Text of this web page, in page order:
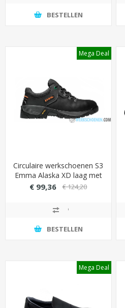
BESTELLEN
Mega Deal
Circulaire werkschoenen S3
Emma Alaska XD laag met
stevige PU/PU loopzool
€ 99,36 € 124,20
BESTELLEN
Mega Deal